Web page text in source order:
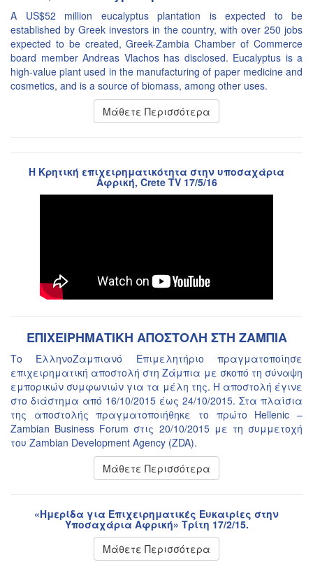
A US$52 million eucalyptus plantation is expected to be
established by Greek investors in the country, with over 250 jobs
expected to be created, Greek-Zambia Chamber of Commerce
board member Andreas Vlachos has disclosed. Eucalyptus is a
high-value plant used in the manufacturing of paper medicine and
cosmetics, and is a source of biomass, among other uses.
Μάθετε Περισσότερα
Η Κρητική επιχειρηματικότητα στην υποσαχάρια
Αφρική, Crete TV 17/5/16
ΕΠΙΧΕΙΡΗΜΑΤΙΚΗ ΑΠΟΣΤΟΛΗ ΣΤΗ ΖΑΜΠΙΑ
Το ΕλληνοΖαμπιανό Επιμελητήριο πραγματοποίησε
επιχειρηματική αποστολή στη Ζάμπια με σκοπό τη σύναψη
εμπορικών συμφωνιών για τα μέλη της. Η αποστολή έγινε
στο διάστημα από 16/10/2015 έως 24/10/2015. Στα πλαίσια
της αποστολής πραγματοποιήθηκε το πρώτο Hellenic –
Zambian Business Forum στις 20/10/2015 με τη συμμετοχή
του Zambian Development Agency (ZDA).
Μάθετε Περισσότερα
«Ημερίδα για Επιχειρηματικές Ευκαιρίες στην
Υποσαχάρια Αφρική» Τρίτη 17/2/15.
Μάθετε Περισσότερα